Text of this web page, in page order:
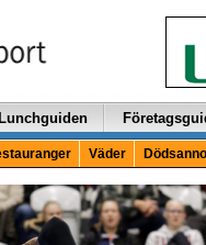
Lunchguiden
Väder